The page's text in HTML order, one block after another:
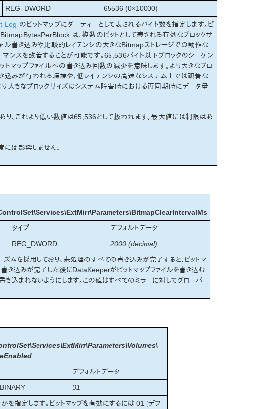
REG_DWORD
65536 (0×10000)
Log のビットマップにダーティーとして表されるバイト数を指定します。ビ
は、複数のビットとして表される有効なブロックサ
ャル書き込みや比較的レイテンシの大きなBitmapストレージでの動作な
ンスを改善することが可能です。65,536バイト以下ブロックのシーケン
トマップファイルへの書き込み回数の減少を意味します。より大きなブロ
き込みが行われる環境や、低レイテンシの高速なシステム上では顕著な
り大きなブロックサイズはシステム障害時における再同期時にデータ量
、これより低い数値は65,536として扱われます。最大値には制限はあ
は影響しません。
タイプ
デフォルトデータ
REG_DWORD
2000 (decimal)
ズムを採用しており、未処理のすべての書き込みが完了すると、ビットマ
書き込みが完了した後にDataKeeperがビットマップファイルを書き込む
き込まれないようにします。この値はすべてのミラーに対してグローバ
デフォルトデータ
01
を指定します。ビットマップを有効にするには 01 (デフ